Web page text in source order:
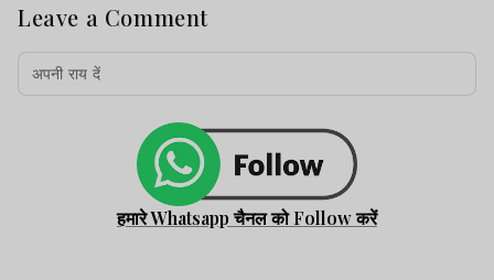
संभावनाओं पर जांच कर रही है. पोस्टमार्टम रिपोर्ट
और एफएसएल जांच के बाद ही मौत के कारणों का
स्पष्ट खुलासा हो सकेगा.
Leave a Comment
हमारे Whatsapp चैनल को Follow करें